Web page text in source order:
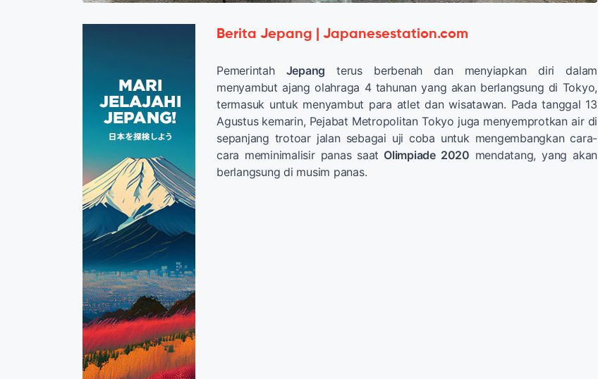
Berita Jepang | Japanesestation.com
Pemerintah Jepang terus berbenah dan menyiapkan diri dalam
menyambut ajang olahraga 4 tahunan yang akan berlangsung di Tokyo,
termasuk untuk menyambut para atlet dan wisatawan. Pada tanggal 13
Agustus kemarin, Pejabat Metropolitan Tokyo juga menyemprotkan air di
sepanjang trotoar jalan sebagai uji coba untuk mengembangkan cara-
cara meminimalisir panas saat Olimpiade 2020 mendatang, yang akan
berlangsung di musim panas.